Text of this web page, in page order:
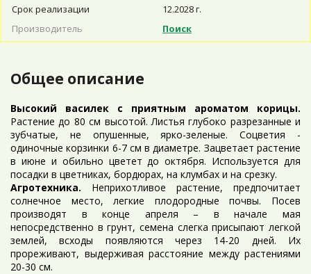
Срок реализации
12.2028 г.
Производитель
Поиск
Общее описание
Высокий василек с приятным ароматом корицы.
Растение до 80 см высотой. Листья глубоко разрезанные и
зубчатые, не опушенные, ярко-зеленые. Соцветия -
одиночные корзинки 6-7 см в диаметре. Зацветает растение
в июне и обильно цветет до октября. Используется для
посадки в цветниках, бордюрах, на клумбах и на срезку.
Агротехника. Неприхотливое растение, предпочитает
солнечное место, легкие плодородные почвы. Посев
производят в конце апреля – в начале мая
непосредственно в грунт, семена слегка присыпают легкой
землей, всходы появляются через 14-20 дней. Их
прореживают, выдерживая расстояние между растениями
20-30 см.